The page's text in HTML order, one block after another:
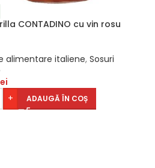
CONTADINO cu vin rosu
alimentare italiene, Sosuri
+ ADAUGĂ ÎN COȘ